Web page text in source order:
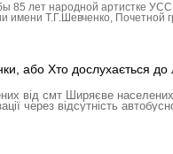
85 лет народной артистке
имени Т.Г.Шевченко,
або Хто дослухається
від смт Ширяєве
через відсутність